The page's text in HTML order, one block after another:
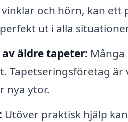
och hörn, kan
ut i alla
äldre tapeter:
Tapetseringsföretag
nya ytor.
Utöver praktisk hjälp